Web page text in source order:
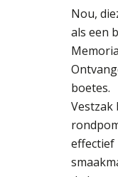
Nou,
als een
boetes.
Vestzak
effectief